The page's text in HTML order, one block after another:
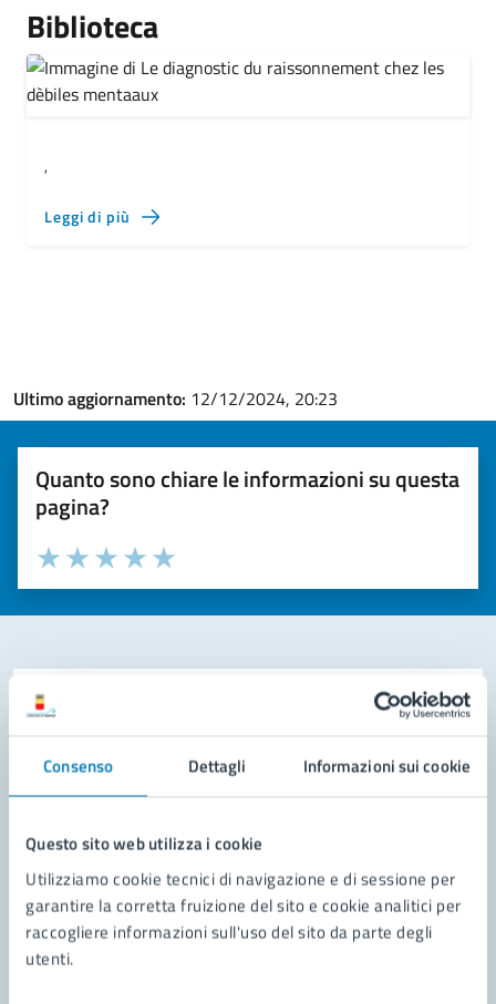
Consenso Dettagli Informazioni sui cookie
Questo sito web utilizza i cookie
Utilizziamo cookie tecnici di navigazione e di sessione per
garantire la corretta fruizione del sito e cookie analitici per
raccogliere informazioni sull'uso del sito da parte degli
utenti.
Biblioteca
,
Leggi di più
Ultimo aggiornamento: 12/12/2024, 20:23
Quanto sono chiare le informazioni su questa
pagina?
Valuta la chiarezza delle informazioni (da 1 a 5 stelle)
Seleziona il numero di stelle per valutare la chiarezza delle
Valuta 5 stelle su 5
Valuta 4 stelle su 5
Valuta 3 stelle su 5
Valuta 2 stelle su 5
Valuta 1 stelle su 5
Contatta il comune
Leggi le domande frequenti
Richiedi assistenza
Prenota appuntamento
Problemi in città
Segnala disservizio